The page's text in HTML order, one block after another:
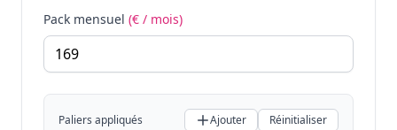
Pack mensuel (€ / mois)
Paliers appliqués Ajouter Réinitialiser